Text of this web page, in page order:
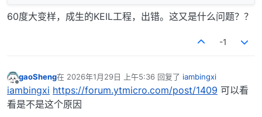
60度大变样，成生的KEIL工程，出错。这又是什么问题？？
-1
离线
gaoSheng在 2026年1月29日 上午5:36 回复了 iambingxi
最后由 编辑
iambingxi https://forum.ytmicro.com/post/1409 可以看
看是不是这个原因